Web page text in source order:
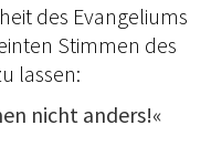
des Evangeliums
Stimmen des
lassen:
nicht anders!«